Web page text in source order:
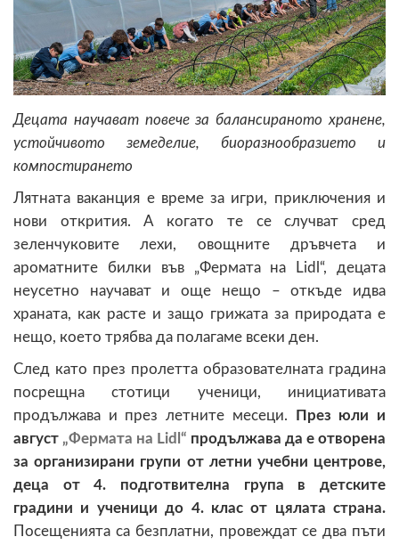
Децата научават повече за балансираното хранене,
устойчивото земеделие, биоразнообразието и
компостирането
Лятната ваканция е време за игри, приключения и
нови открития. А когато те се случват сред
зеленчуковите лехи, овощните дръвчета и
ароматните билки във „Фермата на Lidl“, децата
неусетно научават и още нещо – откъде идва
храната, как расте и защо грижата за природата е
нещо, което трябва да полагаме всеки ден.
След като през пролетта образователната градина
посрещна стотици ученици, инициативата
продължава и през летните месеци. През юли и
август „Фермата на Lidl“ продължава да е отворена
за организирани групи от летни учебни центрове,
деца от 4. подготвителна група в детските
градини и ученици до 4. клас от цялата страна.
Посещенията са безплатни, провеждат се два пъти